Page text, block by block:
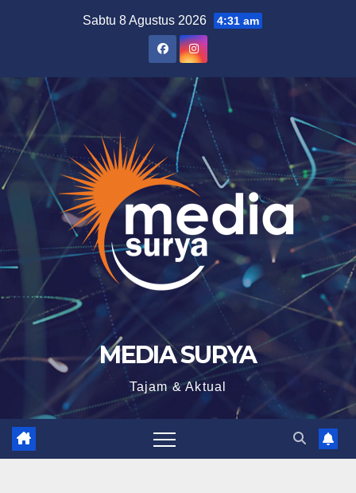
Sabtu 8 Agustus 2026 4:31 am
MEDIA SURYA
Tajam & Aktual